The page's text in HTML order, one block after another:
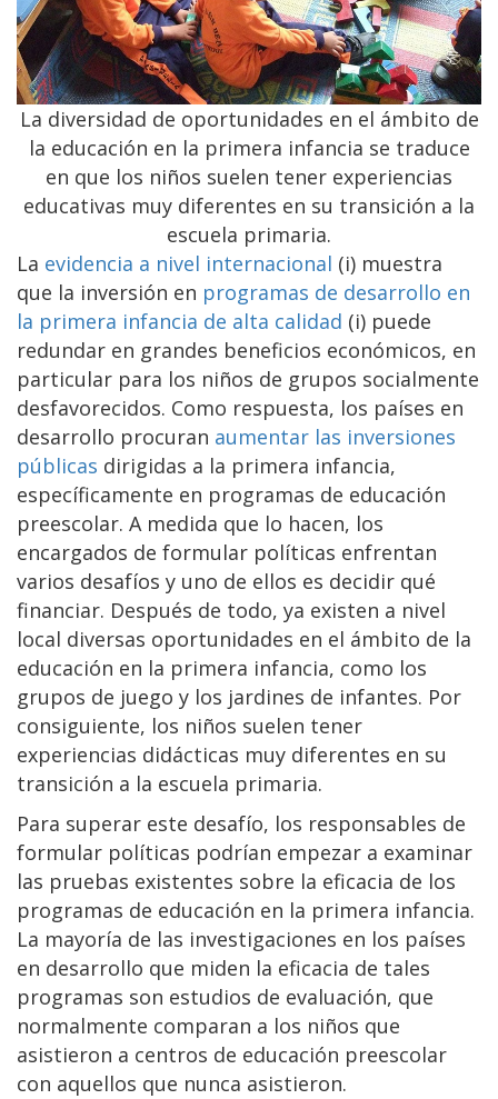
La diversidad de oportunidades en el ámbito de
la educación en la primera infancia se traduce
en que los niños suelen tener experiencias
educativas muy diferentes en su transición a la
escuela primaria.
La evidencia a nivel internacional (i) muestra
que la inversión en programas de desarrollo en
la primera infancia de alta calidad (i) puede
redundar en grandes beneficios económicos, en
particular para los niños de grupos socialmente
desfavorecidos. Como respuesta, los países en
desarrollo procuran aumentar las inversiones
públicas dirigidas a la primera infancia,
específicamente en programas de educación
preescolar. A medida que lo hacen, los
encargados de formular políticas enfrentan
varios desafíos y uno de ellos es decidir qué
financiar. Después de todo, ya existen a nivel
local diversas oportunidades en el ámbito de la
educación en la primera infancia, como los
grupos de juego y los jardines de infantes. Por
consiguiente, los niños suelen tener
experiencias didácticas muy diferentes en su
transición a la escuela primaria.
Para superar este desafío, los responsables de
formular políticas podrían empezar a examinar
las pruebas existentes sobre la eficacia de los
programas de educación en la primera infancia.
La mayoría de las investigaciones en los países
en desarrollo que miden la eficacia de tales
programas son estudios de evaluación, que
normalmente comparan a los niños que
asistieron a centros de educación preescolar
con aquellos que nunca asistieron.